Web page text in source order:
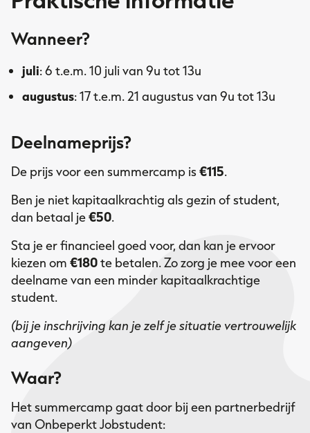
Wanneer?
juli: 6 t.e.m. 10 juli van 9u tot 13u
augustus: 17 t.e.m. 21 augustus van 9u tot 13u
Deelnameprijs?
De prijs voor een summercamp is€115.
Ben je niet kapitaalkrachtig als gezin of student,
dan betaal je€50.
Sta je er financieel goed voor, dan kan je ervoor
kiezen om €180te betalen. Zo zorg je mee voor een
deelname van een minder kapitaalkrachtige
student.
(bij je inschrijving kan je zelf je situatie vertrouwelijk
aangeven)
Waar?
Het summercamp gaat door bij een partnerbedrijf
van Onbeperkt Jobstudent: